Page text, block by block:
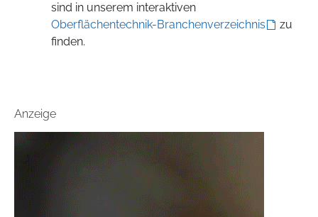
sind in unserem interaktiven
Oberflächentechnik-Branchenverzeichnis
zu
finden.
Anzeige